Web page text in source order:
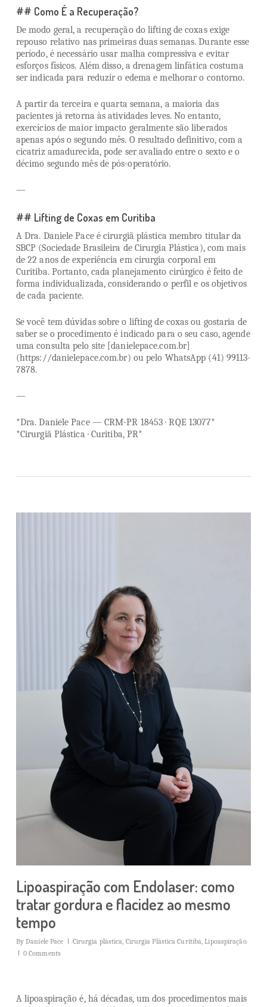
## Como É a Recuperação?
De modo geral, a recuperação do lifting de coxas exige
repouso relativo nas primeiras duas semanas. Durante esse
período, é necessário usar malha compressiva e evitar
esforços físicos. Além disso, a drenagem linfática costuma
ser indicada para reduzir o edema e melhorar o contorno.
A partir da terceira e quarta semana, a maioria das
pacientes já retorna às atividades leves. No entanto,
exercícios de maior impacto geralmente são liberados
apenas após o segundo mês. O resultado definitivo, com a
cicatriz amadurecida, pode ser avaliado entre o sexto e o
décimo segundo mês de pós-operatório.
—
## Lifting de Coxas em Curitiba
A Dra. Daniele Pace é cirurgiã plástica membro titular da
SBCP (Sociedade Brasileira de Cirurgia Plástica), com mais
de 22 anos de experiência em cirurgia corporal em
Curitiba. Portanto, cada planejamento cirúrgico é feito de
forma individualizada, considerando o perfil e os objetivos
de cada paciente.
Se você tem dúvidas sobre o lifting de coxas ou gostaria de
saber se o procedimento é indicado para o seu caso, agende
uma consulta pelo site [danielepace.com.br]
(https://danielepace.com.br) ou pelo WhatsApp (41) 99113-
7878.
—
*Dra. Daniele Pace — CRM-PR 18453 · RQE 13077*
*Cirurgiã Plástica · Curitiba, PR*
Lipoaspiração com Endolaser: como
tratar gordura e flacidez ao mesmo
tempo
By Daniele Pace Cirurgia plástica, Cirurgia Plástica Curitiba,Lipoaspiração
0 Comments
A lipoaspiração é, há décadas, um dos procedimentos mais